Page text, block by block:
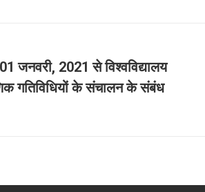
जनवरी, 2021 से विश्वविद्यालय
गतिविधियों के संचालन के संबंध